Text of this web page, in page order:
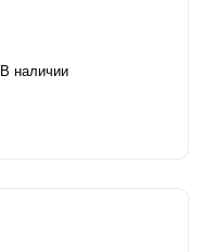
В наличии